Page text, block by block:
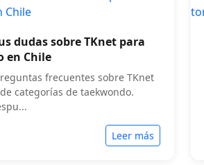
dudas sobre TKnet para
en Chile
frecuentes sobre TKnet
categorías de taekwondo.
Leer más